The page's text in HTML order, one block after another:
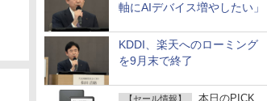
軸にAIデバイス増やしたい」
KDDI、楽天へのローミング
を9月末で終了
【セール情報】
本日のPICK